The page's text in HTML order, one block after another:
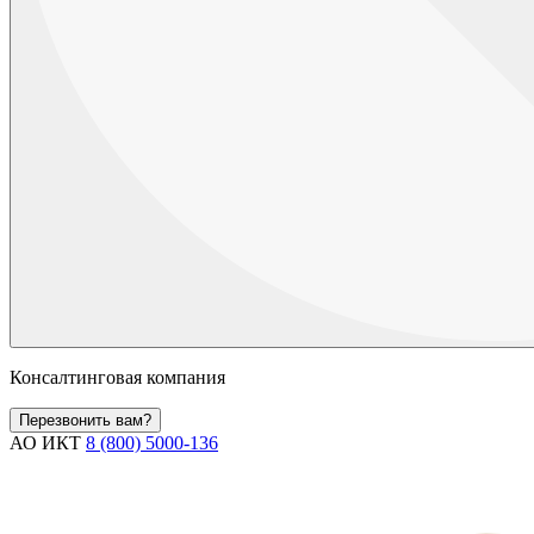
Консалтинговая компания
Перезвонить вам?
АО ИКТ 8 (800) 5000-136